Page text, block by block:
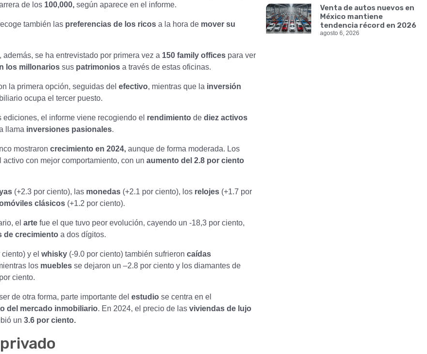
de los 100,000, según aparece en el informe.
también las preferencias de los ricos a la hora de mover su
además, se ha entrevistado por primera vez a 150 family offices para ver
los millonarios sus patrimonios a través de estas oficinas.
la primera opción, seguidas del efectivo, mientras que la inversión
ocupa el tercer puesto.
ediciones, el informe viene recogiendo el rendimiento de diez activos
llama inversiones pasionales.
mostraron crecimiento en 2024, aunque de forma moderada. Los
activo con mejor comportamiento, con un aumento del 2.8 por ciento
(+2.3 por ciento), las monedas (+2.1 por ciento), los relojes (+1.7 por
clásicos (+1.2 por ciento).
el arte fue el que tuvo peor evolución, cayendo un -18,3 por ciento,
de crecimiento a dos dígitos.
y el whisky (-9.0 por ciento) también sufrieron caídas
los muebles se dejaron un –2.8 por ciento y los diamantes de
ciento.
de otra forma, parte importante del estudio se centra en el
del mercado inmobiliario. En 2024, el precio de las viviendas de lujo
un 3.6 por ciento.
Venta de autos nuevos en
México mantiene
tendencia récord en 2026
agosto 6, 2026